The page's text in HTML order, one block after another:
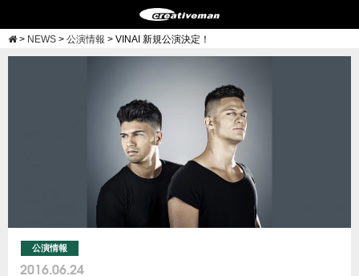
> NEWS > 公演情報 > VINAI 新規公演決定！
公演情報
2016.06.24